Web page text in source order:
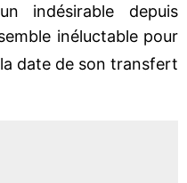
indésirable depuis
inéluctable pour
date de son transfert